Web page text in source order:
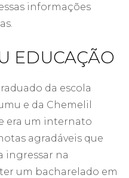
informações
EDUCAÇÃO
da escola
e da Chemelil
era um internato
agradáveis ​​que
ingressar na
um bacharelado em